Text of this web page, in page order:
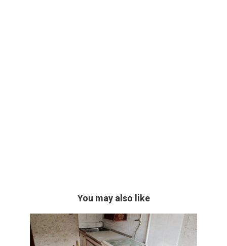
You may also like